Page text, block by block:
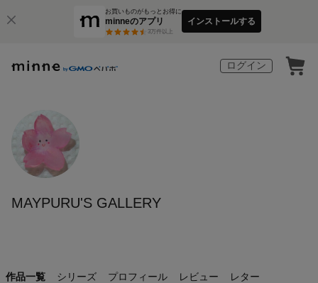
お買いものがもっとお得に
minneのアプリ
3万件以上
インストールする
ログイン
MAYPURU'S GALLERY
作品一覧 シリーズ プロフィール レビュー レター